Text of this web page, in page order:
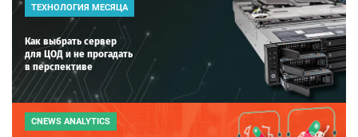
ТЕХНОЛОГИЯ МЕСЯЦА
Как выбрать сервер
для ЦОД и не прогадать
в перспективе
CNEWS ANALYTICS